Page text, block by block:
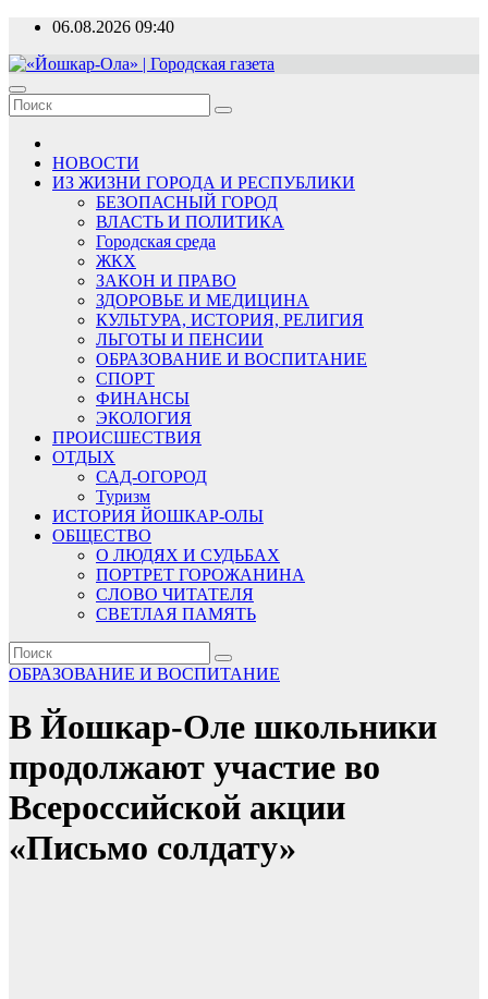
Перейти
содержимому
06.08.2026 09:40
«Йошкар-Ола» | Городская газета
Новости, события, люди
НОВОСТИ
ИЗ ЖИЗНИ ГОРОДА И РЕСПУБЛИКИ
БЕЗОПАСНЫЙ ГОРОД
ВЛАСТЬ И ПОЛИТИКА
Городская среда
ЖКХ
ЗАКОН И ПРАВО
ЗДОРОВЬЕ И МЕДИЦИНА
КУЛЬТУРА, ИСТОРИЯ, РЕЛИГИЯ
ЛЬГОТЫ И ПЕНСИИ
ОБРАЗОВАНИЕ И ВОСПИТАНИЕ
СПОРТ
ФИНАНСЫ
ЭКОЛОГИЯ
ПРОИСШЕСТВИЯ
ОТДЫХ
САД-ОГОРОД
Туризм
ИСТОРИЯ ЙОШКАР-ОЛЫ
ОБЩЕСТВО
О ЛЮДЯХ И СУДЬБАХ
ПОРТРЕТ ГОРОЖАНИНА
СЛОВО ЧИТАТЕЛЯ
СВЕТЛАЯ ПАМЯТЬ
ОБРАЗОВАНИЕ И ВОСПИТАНИЕ
В Йошкар-Оле школьники
продолжают участие во
Всероссийской акции
«Письмо солдату»